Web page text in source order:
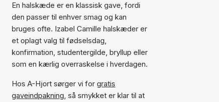
En halskæde er en klassisk gave, fordi
den passer til enhver smag og kan
bruges ofte. Izabel Camille halskæder er
et oplagt valg til fødselsdag,
konfirmation, studentergilde, bryllup eller
som en kærlig overraskelse i hverdagen.
Hos A-Hjort sørger vi for gratis
gaveindpakning, så smykket er klar til at